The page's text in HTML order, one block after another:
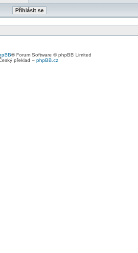
® Forum Software © phpBB Limited
překlad – phpBB.cz